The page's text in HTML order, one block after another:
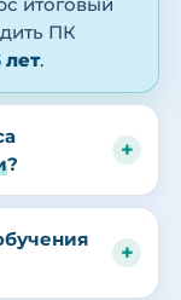
итоговый
ПК
лет.
?